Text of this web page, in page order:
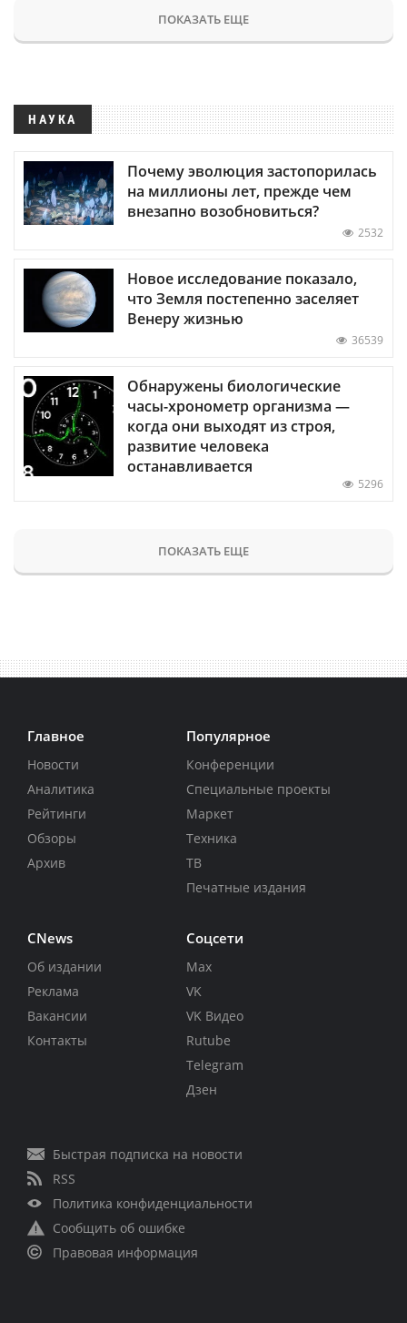
ПОКАЗАТЬ ЕЩЕ
НАУКА
Почему эволюция застопорилась
на миллионы лет, прежде чем
внезапно возобновиться?
2532
Новое исследование показало,
что Земля постепенно заселяет
Венеру жизнью
36539
Обнаружены биологические
часы-хронометр организма —
когда они выходят из строя,
развитие человека
останавливается
5296
ПОКАЗАТЬ ЕЩЕ
Главное
Новости
Аналитика
Рейтинги
Обзоры
Архив
Популярное
Конференции
Специальные проекты
Маркет
Техника
ТВ
Печатные издания
CNews
Об издании
Реклама
Вакансии
Контакты
Соцсети
Max
VK
VK Видео
Rutube
Telegram
Дзен
Быстрая подписка на новости
RSS
Политика конфиденциальности
Сообщить об ошибке
Правовая информация